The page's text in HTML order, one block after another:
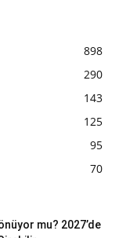
898
290
143
125
95
70
mu? 2027’de